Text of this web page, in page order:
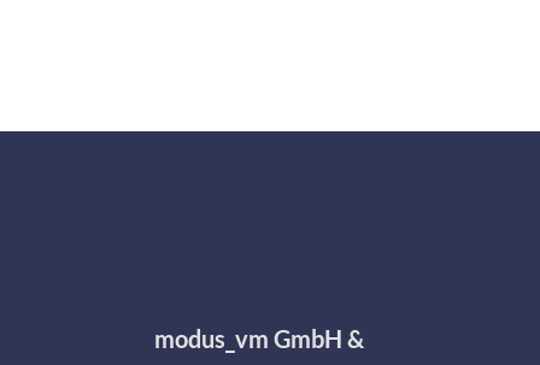
modus_vm GmbH &